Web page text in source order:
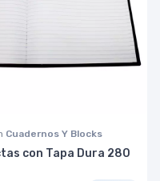
Cuadernos Y Blocks
con Tapa Dura 280